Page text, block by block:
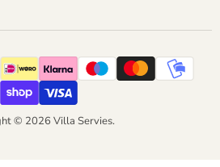
© 2026 Villa Servies.